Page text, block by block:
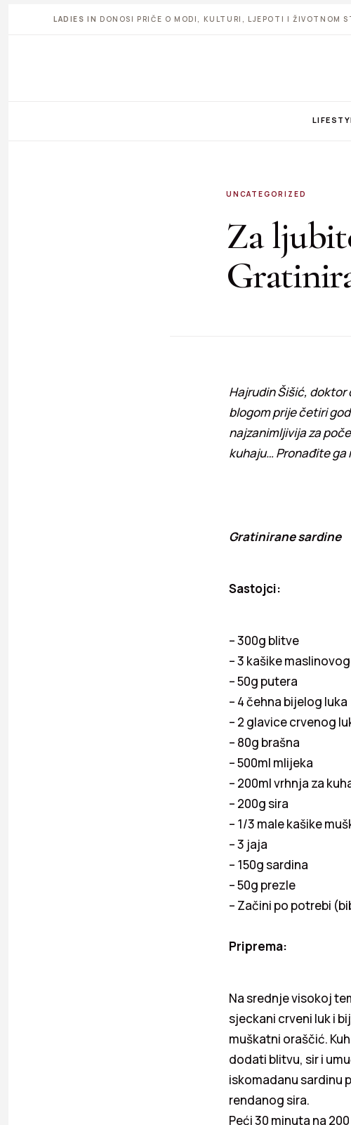
LADIES IN DONOSI PRIČE O MODI, KULTURI, LJEPOTI I ŽIVOTNOM
UNCATEGORIZED
Za
Hajrudin Šišić,
blogom prije četiri
najzanimljivija za
kuhaju… Pronađite
Gratinirane sardine
Sastojci:
– 300g blitve
– 3 kašike
– 50g putera
– 4 čehna bijelog luka
– 2 glavice crvenog
– 80g brašna
– 500ml mlijeka
– 200ml vrhnja za
– 200g sira
– 1/3 male kašike
– 3 jaja
– 150g sardina
– 50g prezle
– Začini po potrebi
Priprema:
Na srednje visokoj
sjeckani crveni luk i
muškatni oraščić.
dodati blitvu, sir i
iskomadanu sardinu
rendanog sira.
Peći 30 minuta na